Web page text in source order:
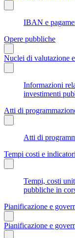
IBAN e
Opere pubbliche
Nuclei di valutazione
Informazioni
investimenti
Atti di
Atti di
Tempi costi e
Tempi, costi
pubbliche in
Pianificazione e
Pianificazione e